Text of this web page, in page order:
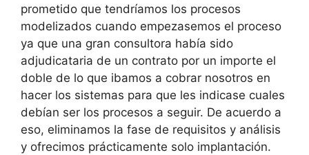
prometido que tendríamos los procesos
modelizados cuando empezasemos el proceso
ya que una gran consultora había sido
adjudicataria de un contrato por un importe el
doble de lo que ibamos a cobrar nosotros en
hacer los sistemas para que les indicase cuales
debían ser los procesos a seguir. De acuerdo a
eso, eliminamos la fase de requisitos y análisis
y ofrecimos prácticamente solo implantación.